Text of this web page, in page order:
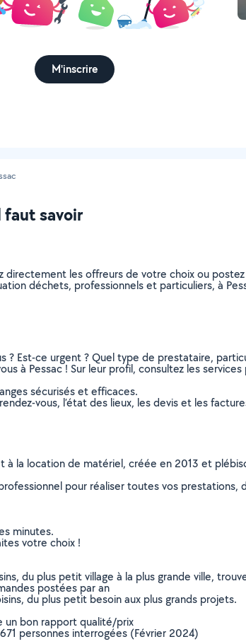
M'inscrire
faut savoir
directement les offreurs de votre choix ou
déchets, professionnels et particuliers, à
Est-ce urgent ? Quel type de prestataire,
à Pessac ! Sur leur profil, consultez les
sécurisés et efficaces.
vous, l’état des lieux, les devis et les
la location de matériel, créée en 2013 et
pour réaliser toutes vos
minutes.
votre choix !
du plus petit village à la plus grande ville,
postées par an
du plus petit besoin aux plus grands projets.
un bon rapport qualité/prix
personnes interrogées (Février 2024)